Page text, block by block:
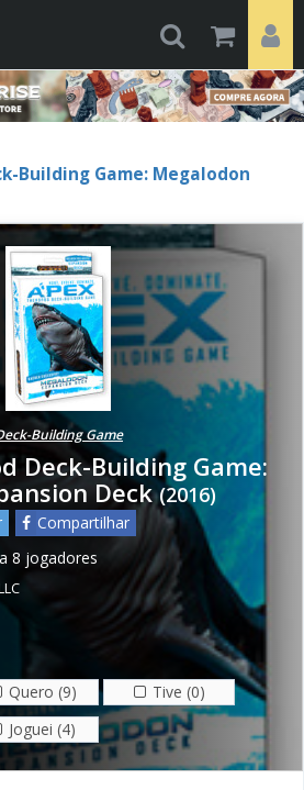
Building Game: Megalodon
Building Game
Deck-Building Game:
Deck (2016)
Compartilhar
8 jogadores
Quero (9)
Tive (0)
Joguei (4)